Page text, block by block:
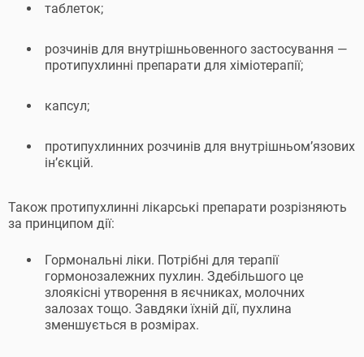
таблеток;
розчинів для внутрішньовенного застосування —
протипухлинні препарати для хіміотерапії;
капсул;
протипухлинних розчинів для внутрішньом’язових
ін’єкцій.
Також протипухлинні лікарські препарати розрізняють
за принципом дії:
Гормональні ліки. Потрібні для терапії
гормонозалежних пухлин. Здебільшого це
злоякісні утворення в яєчниках, молочних
залозах тощо. Завдяки їхній дії, пухлина
зменшується в розмірах.